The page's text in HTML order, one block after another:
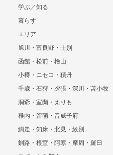
学ぶ／知る
暮らす
エリア
旭川・富良野・士別
函館・松前・檜山
小樽・ニセコ・積丹
千歳・石狩・夕張・深川・苫小牧
洞爺・室蘭・えりも
稚内・留萌・音威子府
網走・知床・北見・紋別
釧路・根室・阿寒・摩周・羅臼